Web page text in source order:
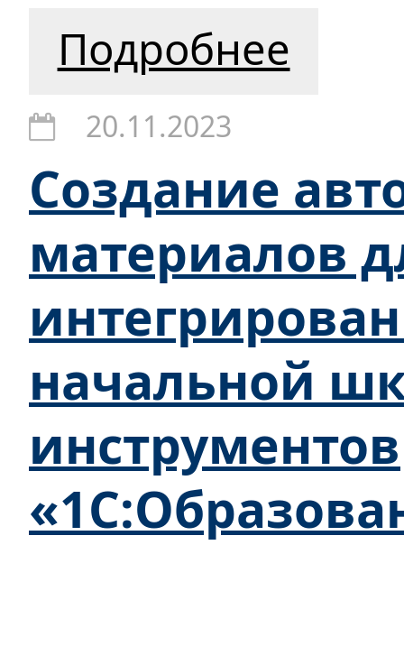
Подробнее
20.11.2023
Создание
материалов
начальной
инструментов